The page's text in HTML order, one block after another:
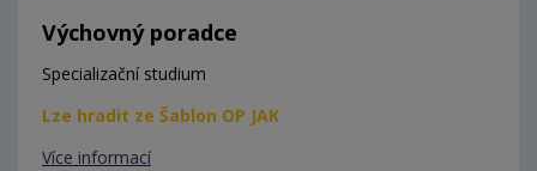
Výchovný poradce
Specializační studium
Lze hradit ze Šablon OP JAK
Více informací